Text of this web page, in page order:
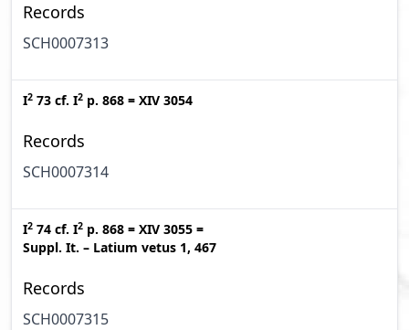
Records
SCH0007313
I2 73 cf. I2 p. 868 = XIV 3054
Records
SCH0007314
I2 74 cf. I2 p. 868 = XIV 3055 =
Suppl. It. – Latium vetus 1, 467
Records
SCH0007315